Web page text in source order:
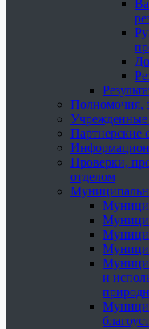
Полномочия,
Партнерские
Проверки,
отделом
и